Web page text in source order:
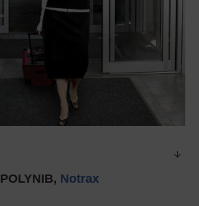
POLYNIB, Notrax